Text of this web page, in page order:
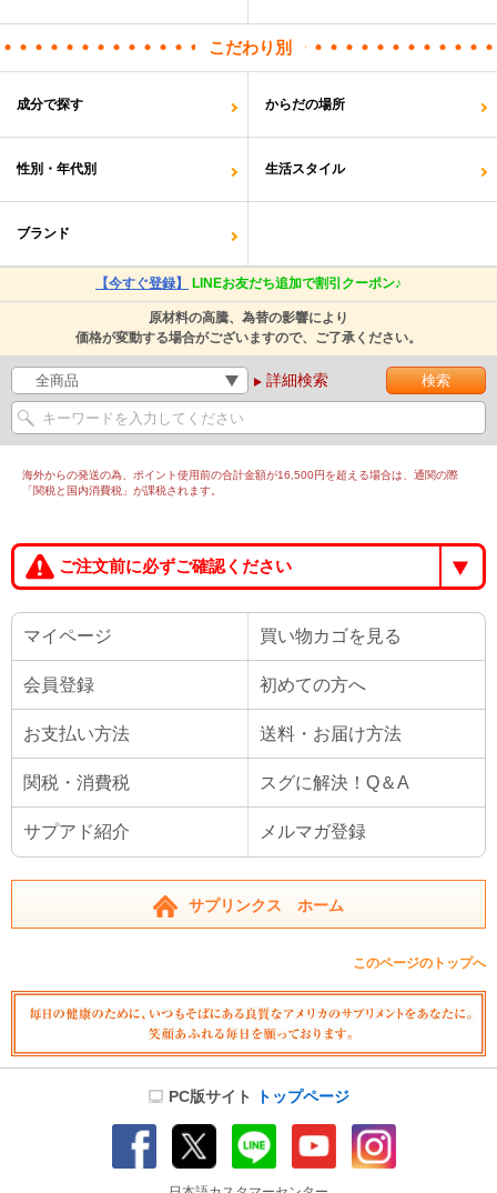
こだわり別
成分で探す からだの場所
性別・年代別 生活スタイル
ブランド
【今すぐ登録】 LINEお友だち追加で割引クーポン♪
原材料の高騰、為替の影響により
価格が変動する場合がございますので、ご了承ください。
詳細検索
海外からの発送の為、ポイント使用前の合計金額が16,500円を超える場合は、通関の際
「関税と国内消費税」が課税されます。
ご注文前に必ずご確認ください
マイページ 買い物カゴを見る
会員登録 初めての方へ
お支払い方法 送料・お届け方法
関税・消費税 スグに解決！Q＆A
サプアド紹介 メルマガ登録
サプリンクス ホーム
このページのトップへ
PC版サイト トップページ